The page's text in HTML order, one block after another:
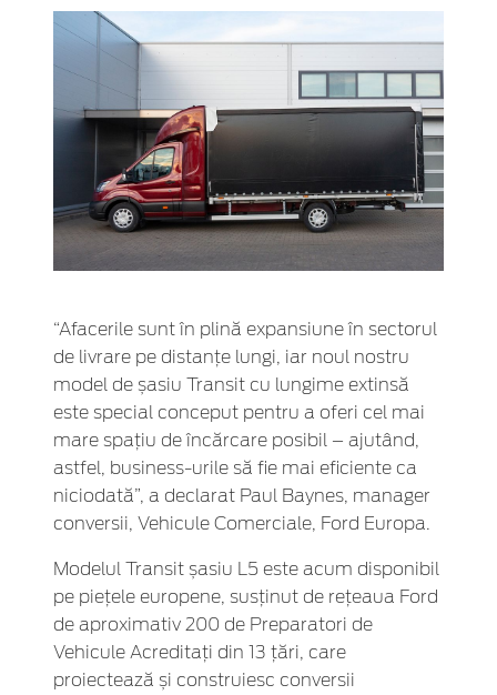
“Afacerile sunt în plină expansiune în sectorul
de livrare pe distanțe lungi, iar noul nostru
model de șasiu Transit cu lungime extinsă
este special conceput pentru a oferi cel mai
mare spațiu de încărcare posibil – ajutând,
astfel, business-urile să fie mai eficiente ca
niciodată”, a declarat Paul Baynes, manager
conversii, Vehicule Comerciale, Ford Europa.
Modelul Transit șasiu L5 este acum disponibil
pe piețele europene, susținut de rețeaua Ford
de aproximativ 200 de Preparatori de
Vehicule Acreditați din 13 țări, care
proiectează și construiesc conversii